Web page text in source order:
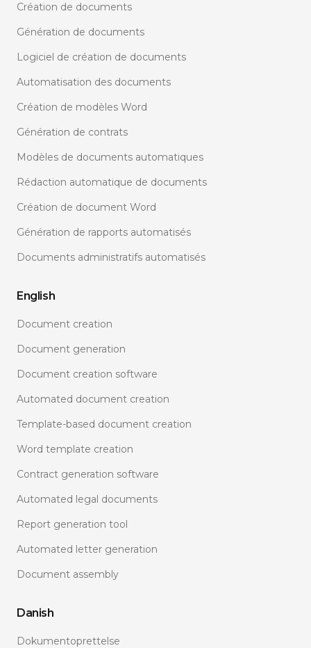
Création de documents
Génération de documents
Logiciel de création de documents
Automatisation des documents
Création de modèles Word
Génération de contrats
Modèles de documents automatiques
Rédaction automatique de documents
Création de document Word
Génération de rapports automatisés
Documents administratifs automatisés
English
Document creation
Document generation
Document creation software
Automated document creation
Template-based document creation
Word template creation
Contract generation software
Automated legal documents
Report generation tool
Automated letter generation
Document assembly
Danish
Dokumentoprettelse